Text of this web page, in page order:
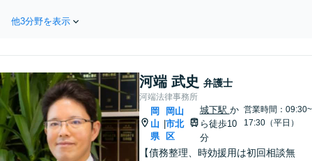
案！自己破産／個人再
援用「他の事務所で対
応できなかった自己破
産もご相談ください」
時効の援用にも対応
【本竜野駅5分】
他3分野を表示
河端 武史 弁護士
河端法律事務所
岡
山
県
|
岡山
市北
区
城下駅 か
ら徒歩10
分
営業時間：09:30~
17:30（平日）
【債務整理、時効援用は初回相談無